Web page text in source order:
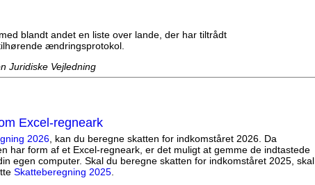
blandt andet en liste over lande, der har tiltrådt
ændringsprotokol.
Juridiske Vejledning
Excel-regneark
2026, kan du beregne skatten for indkomståret 2026. Da
har form af et Excel-regneark, er det muligt at gemme de indtastede
egen computer. Skal du beregne skatten for indkomståret 2025, skal
Skatteberegning 2025.